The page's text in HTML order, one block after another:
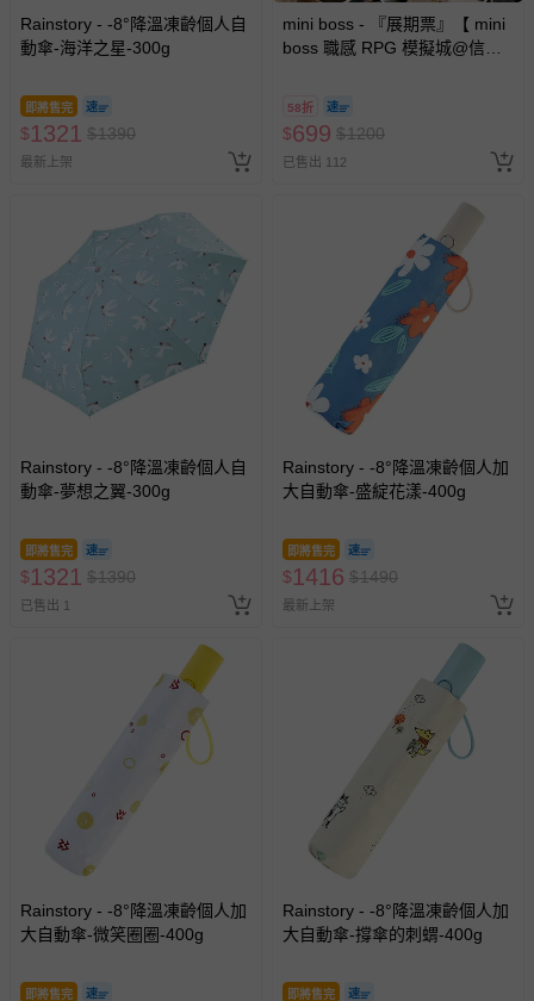
Rainstory - -8°降溫凍齡個人自
動傘-海洋之星-300g
即將售完
$1321 $1390
最新上架
mini boss - 『展期票』【 mini
boss 職感 RPG 模擬城@信義
券，於展期現場憑訂單編號兌
換，依現場梯次安排入場，逾
期作廢) (兒童票(2歲以上)贈一
名陪伴成人)
58折
$699 $1200
已售出 112
Rainstory - -8°降溫凍齡個人自
動傘-夢想之翼-300g
即將售完
$1321 $1390
已售出 1
Rainstory - -8°降溫凍齡個人加
大自動傘-盛綻花漾-400g
即將售完
$1416 $1490
最新上架
Rainstory - -8°降溫凍齡個人加
大自動傘-微笑圈圈-400g
即將售完
Rainstory - -8°降溫凍齡個人加
大自動傘-撐傘的刺蝟-400g
即將售完